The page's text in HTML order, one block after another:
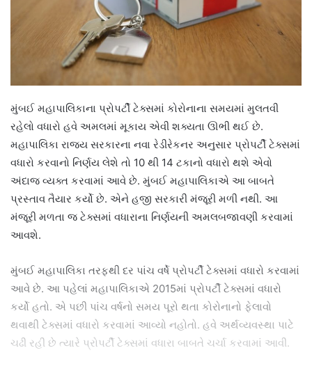
મુંબઈ મહાપાલિકાના પ્રોપર્ટી ટેક્સમાં કોરોનાના સમયમાં મુલતવી
રહેલો વધારો હવે અમલમાં મૂકાય એવી શક્યતા ઊભી થઈ છે.
મહાપાલિકા રાજ્ય સરકારના નવા રેડીરેકનર અનુસાર પ્રોપર્ટી ટેક્સમાં
વધારો કરવાનો નિર્ણય લેશે તો 10 થી 14 ટકાનો વધારો થશે એવો
અંદાજ વ્યક્ત કરવામાં આવે છે. મુંબઈ મહાપાલિકાએ આ બાબતે
પ્રસ્તાવ તૈયાર કર્યો છે. એને હજી સરકારી મંજૂરી મળી નથી. આ
મંજૂરી મળતા જ ટેક્સમાં વધારાના નિર્ણયની અમલબજાવણી કરવામાં
આવશે.
મુંબઈ મહાપાલિકા તરફથી દર પાંચ વર્ષે પ્રોપર્ટી ટેક્સમાં વધારો કરવામાં
આવે છે. આ પહેલાં મહાપાલિકાએ 2015માં પ્રોપર્ટી ટેક્સમાં વધારો
કર્યો હતો. એ પછી પાંચ વર્ષનો સમય પૂરો થતા કોરોનાનો ફેલાવો
થવાથી ટેક્સમાં વધારો કરવામાં આવ્યો નહોતો. હવે અર્થવ્યવસ્થા પાટે
ચઢી રહી છે ત્યારે પ્રોપર્ટી ટેક્સમાં વધારા બાબતે ચર્ચા કરવામાં આવી.